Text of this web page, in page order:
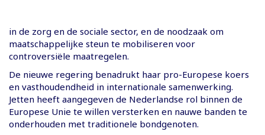
in de zorg en de sociale sector, en de noodzaak om
maatschappelijke steun te mobiliseren voor
controversiële maatregelen.
De nieuwe regering benadrukt haar pro-Europese koers
en vasthoudendheid in internationale samenwerking.
Jetten heeft aangegeven de Nederlandse rol binnen de
Europese Unie te willen versterken en nauwe banden te
onderhouden met traditionele bondgenoten.